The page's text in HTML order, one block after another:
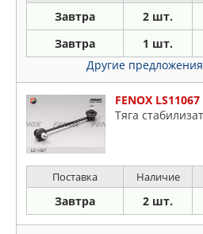
Daewoo
Fiat
Ford
Hyundai
Jaguar
KIA
Mazda
Mercedes
Mitsubishi
Завтра 2 шт.
Завтра 1 шт.
Другие
FENOX LS11067
Тяга
Поставка Наличие
Завтра 2 шт.